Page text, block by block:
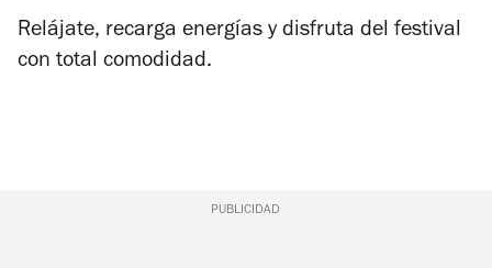
Relájate, recarga energías y disfruta del festival
con total comodidad.
PUBLICIDAD